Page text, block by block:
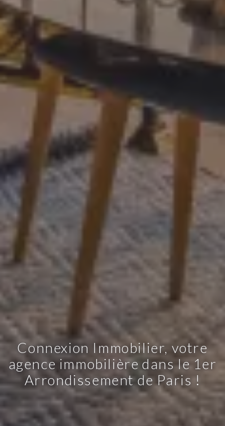
Connexion Immobilier, votre
agence immobilière dans le 1er
Arrondissement de Paris !